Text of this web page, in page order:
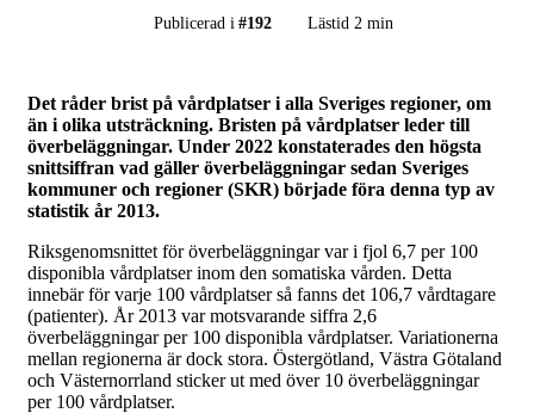
Publicerad i #192 Lästid 2 min
Det råder brist på vårdplatser i alla Sveriges regioner, om
än i olika utsträckning. Bristen på vårdplatser leder till
överbeläggningar. Under 2022 konstaterades den högsta
snittsiffran vad gäller överbeläggningar sedan Sveriges
kommuner och regioner (SKR) började föra denna typ av
statistik år 2013.
Riksgenomsnittet för överbeläggningar var i fjol 6,7 per 100
disponibla vårdplatser inom den somatiska vården. Detta
innebär för varje 100 vårdplatser så fanns det 106,7 vårdtagare
(patienter). År 2013 var motsvarande siffra 2,6
överbeläggningar per 100 disponibla vårdplatser. Variationerna
mellan regionerna är dock stora. Östergötland, Västra Götaland
och Västernorrland sticker ut med över 10 överbeläggningar
per 100 vårdplatser.